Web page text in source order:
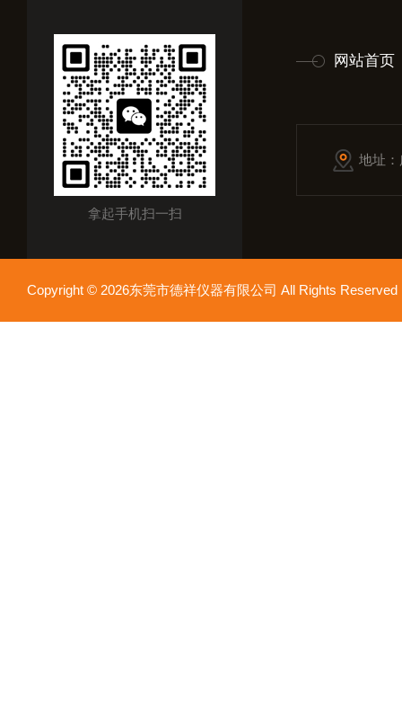
拿起手机扫一扫
网站首页
地址
Copyright © 2026东莞市德祥仪器有限公司 All Rights